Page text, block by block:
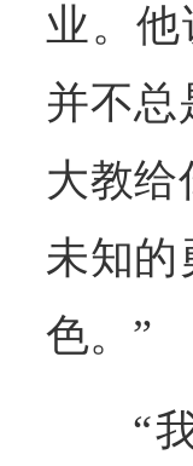
业。
并不总
大教给
未知的
色。”
“